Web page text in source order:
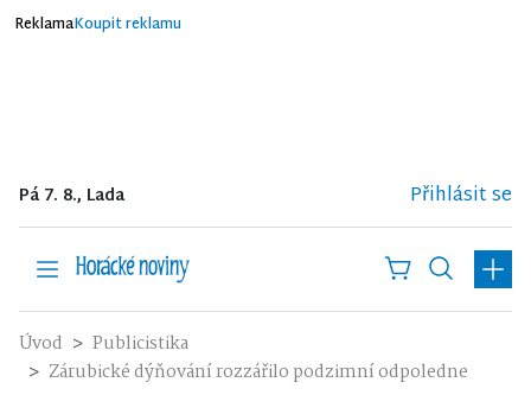
ReklamaKoupit reklamu
Pá 7. 8., Lada Přihlásit se
Úvod
Publicistika
Zárubické dýňování rozzářilo podzimní odpoledne